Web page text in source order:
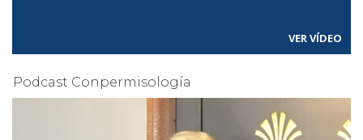
VER VÍDEO
Podcast Conpermisología